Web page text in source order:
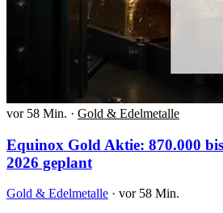
vor 58 Min. · Gold & Edelmetalle
Equinox Gold Aktie: 870.000
2026 geplant
Gold & Edelmetalle · vor 58 Min.